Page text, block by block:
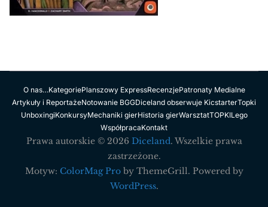
O nas…KategoriePlanszowy ExpressRecenzjePatronaty Medialne
Artykuły i ReportażeNotowanie BGGDiceland obserwuje KicstarterTopki
UnboxingiKonkursyMechaniki gierHistoria gierWarsztatTOPKILego
WspółpracaKontakt
Prawa autorskie © 2026 Diceland. Wszelkie prawa
zastrzeżone.
Motyw: ColorMag Proby ThemeGrill. Powered by
WordPress.